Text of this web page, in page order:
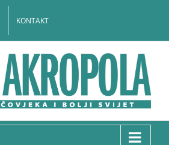
KONTAKT